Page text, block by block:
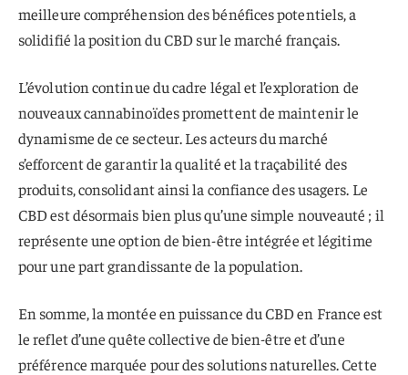
meilleure compréhension des bénéfices potentiels, a
solidifié la position du CBD sur le marché français.
L’évolution continue du cadre légal et l’exploration de
nouveaux cannabinoïdes promettent de maintenir le
dynamisme de ce secteur. Les acteurs du marché
s’efforcent de garantir la qualité et la traçabilité des
produits, consolidant ainsi la confiance des usagers. Le
CBD est désormais bien plus qu’une simple nouveauté ; il
représente une option de bien-être intégrée et légitime
pour une part grandissante de la population.
En somme, la montée en puissance du CBD en France est
le reflet d’une quête collective de bien-être et d’une
préférence marquée pour des solutions naturelles. Cette